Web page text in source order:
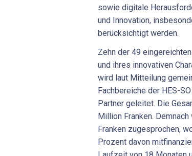
sowie digitale
und Innovation,
berücksichtigt werden.
Zehn der 49
und ihres innovativen
wird laut Mitteilung
Fachbereiche der HES-
Partner geleitet. Die
Million Franken.
Franken zugesprochen,
Prozent davon